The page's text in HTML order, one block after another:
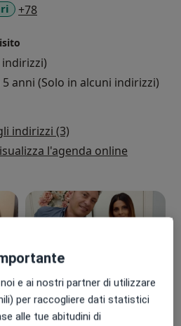
+78a11y_sr_more_diseases
anni (Solo in alcuni indirizzi)
indirizzi (3)
l'agenda online
e ai nostri partner di utilizzare
per raccogliere dati statistici
alle tue abitudini di